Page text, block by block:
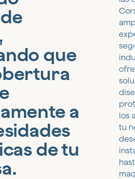
que
a
de tu
los
tu